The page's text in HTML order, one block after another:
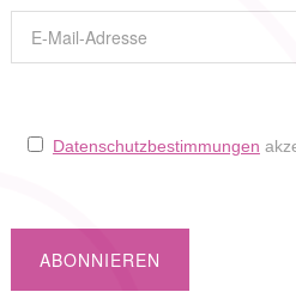
Datenschutzbestimmungen